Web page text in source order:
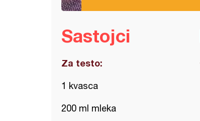
Sastojci
Za testo:
1 kvasca
200 ml mleka